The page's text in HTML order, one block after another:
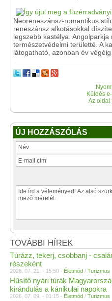
Neoreneszánsz-romantikus
reneszánsz alkotásokkal
legszebb kastélya.
természetvédelmi területté. A
látogatható, azonban év
Küldés
Az oldal
ÚJ HOZZÁSZÓLÁS
TOVÁBBI HÍREK
Túrázz, tekerj, csobbanj -
részeként
2026. 07. 21. - 15:50 - Életmód / Turizmus
Hűsítő nyári túrák
kirándulás a kánikulai napokra
2026. 07. 09. - 01:15 - Életmód / Turizmus